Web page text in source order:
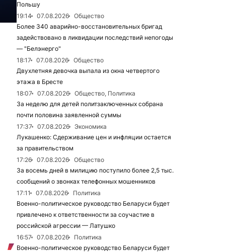
Польшу
19:14
07.08.2026
Общество
Более 340 аварийно-восстановительных бригад
задействовано в ликвидации последствий непогоды
— "Белэнерго"
18:17
07.08.2026
Общество
Двухлетняя девочка выпала из окна четвертого
этажа в Бресте
18:07
07.08.2026
Общество, Политика
За неделю для детей политзаключенных собрана
почти половина заявленной суммы
17:37
07.08.2026
Экономика
Лукашенко: Сдерживание цен и инфляции остается
за правительством
17:26
07.08.2026
Общество
За восемь дней в милицию поступило более 2,5 тыс.
сообщений о звонках телефонных мошенников
17:11
07.08.2026
Политика
Военно-политическое руководство Беларуси будет
привлечено к ответственности за соучастие в
российской агрессии — Латушко
16:57
07.08.2026
Политика
Военно-политическое руководство Беларуси будет